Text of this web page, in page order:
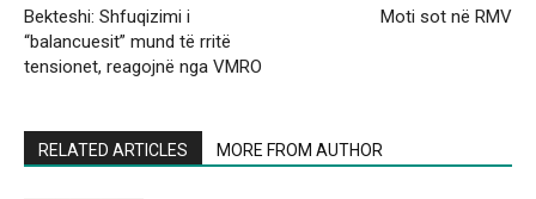
Bekteshi: Shfuqizimi i
“balancuesit” mund të rritë
tensionet, reagojnë nga VMRO
Moti sot në RMV
RELATED ARTICLES MORE FROM AUTHOR